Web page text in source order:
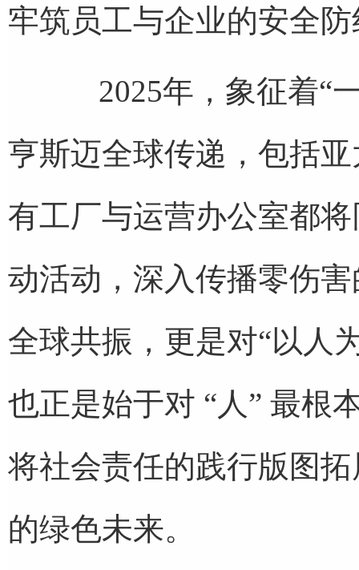
牢筑员工与企业的安全
2025年，象征着“一
亨斯迈全球传递，包括
有工厂与运营办公室都
动活动，深入传播零伤
全球共振，更是对“以人
也正是始于对 “人” 最根
将社会责任的践行版图
的绿色未来。